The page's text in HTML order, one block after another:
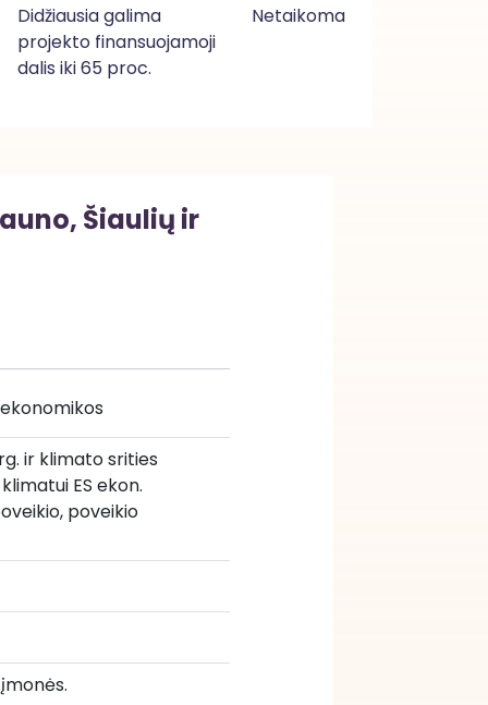
Didžiausia galima
projekto finansuojamoji
dalis iki 65 proc.
Netaikoma
Šiaulių ir
ir klimato srities
ES ekon.
poveikio